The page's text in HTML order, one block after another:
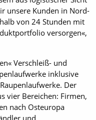
unsere Kunden in Nord-
von 24 Stunden mit
versorgen«,
Verschleiß- und
inklusive
Der
vier Bereichen: Firmen,
nach Ost­europa
und